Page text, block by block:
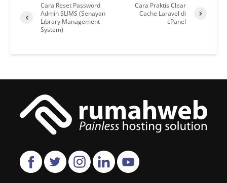
Cara Reset Password
Admin SLIMS (Senayan
Library Management
System)
Cara Praktis Clear
Cache Laravel di
cPanel